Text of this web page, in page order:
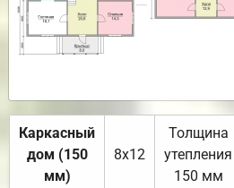
Каркасный
дом (150
мм)
8х12
Толщина
утепления
150 мм